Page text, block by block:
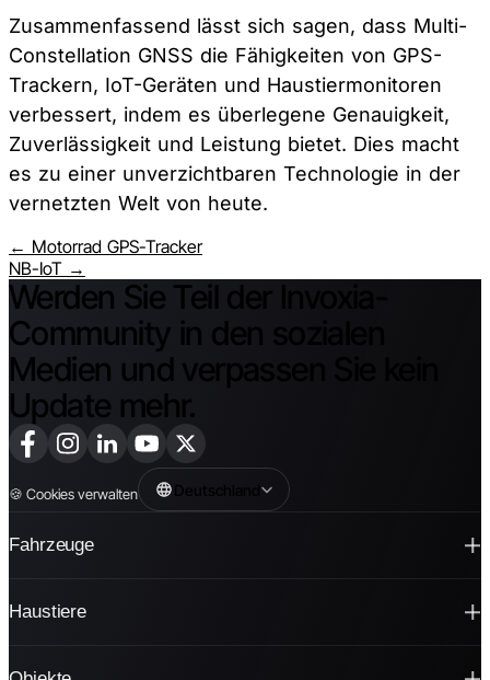
Zusammenfassend lässt sich sagen, dass Multi-
Constellation GNSS die Fähigkeiten von GPS-
Trackern, IoT-Geräten und Haustiermonitoren
verbessert, indem es überlegene Genauigkeit,
Zuverlässigkeit und Leistung bietet. Dies macht
es zu einer unverzichtbaren Technologie in der
vernetzten Welt von heute.
← Motorrad GPS-Tracker
NB-IoT →
Werden Sie Teil der Invoxia-
Community in den sozialen
Medien und verpassen Sie kein
Update mehr.
🍪 Cookies verwalten Deutschland
Fahrzeuge
Haustiere